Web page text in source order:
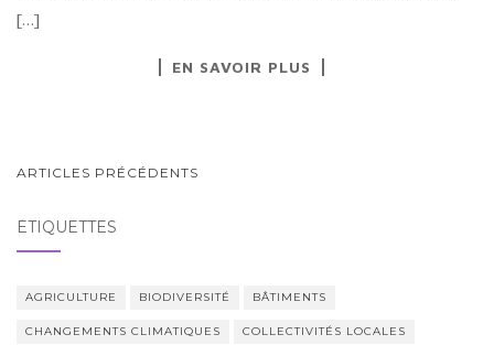
[…]
EN SAVOIR PLUS
NAVIGATION
SEIN
ARTICLES
ARTICLES PRÉCÉDENTS
ÉTIQUETTES
AGRICULTURE BIODIVERSITÉ BÂTIMENTS
CHANGEMENTS CLIMATIQUES COLLECTIVITÉS LOCALES